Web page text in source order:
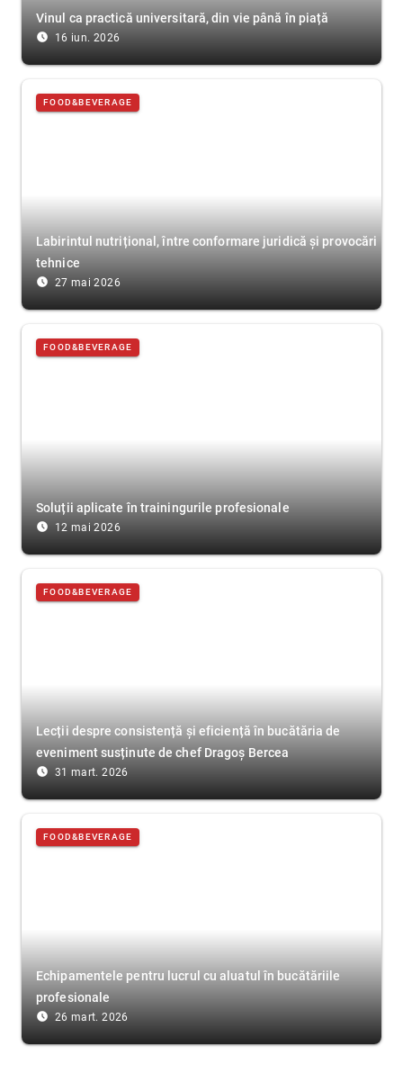
Vinul ca practică universitară, din vie până în piață
access_time_filled 16 iun. 2026
FOOD&BEVERAGE
Labirintul nutrițional, între conformare juridică și provocări
tehnice
access_time_filled 27 mai 2026
FOOD&BEVERAGE
Soluții aplicate în trainingurile profesionale
access_time_filled 12 mai 2026
FOOD&BEVERAGE
Lecții despre consistență și eficiență în bucătăria de
eveniment susținute de chef Dragoș Bercea
access_time_filled 31 mart. 2026
FOOD&BEVERAGE
Echipamentele pentru lucrul cu aluatul în bucătăriile
profesionale
access_time_filled 26 mart. 2026